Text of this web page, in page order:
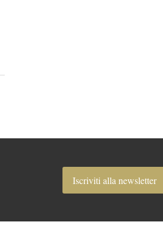
Iscriviti alla newsletter